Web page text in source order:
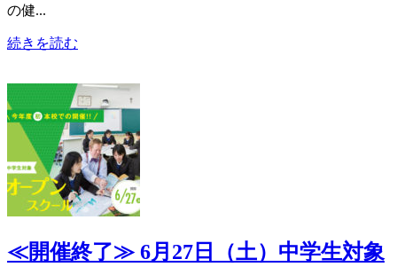
の健...
続きを読む
≪開催終了≫6月27日（土）中学生対象